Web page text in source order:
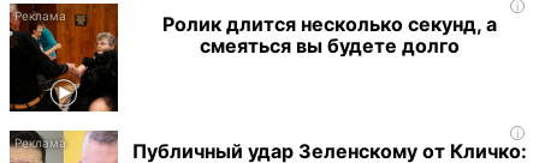
i
Ролик длится несколько секунд, а
смеяться вы будете долго
i
Публичный удар Зеленскому от Кличко: